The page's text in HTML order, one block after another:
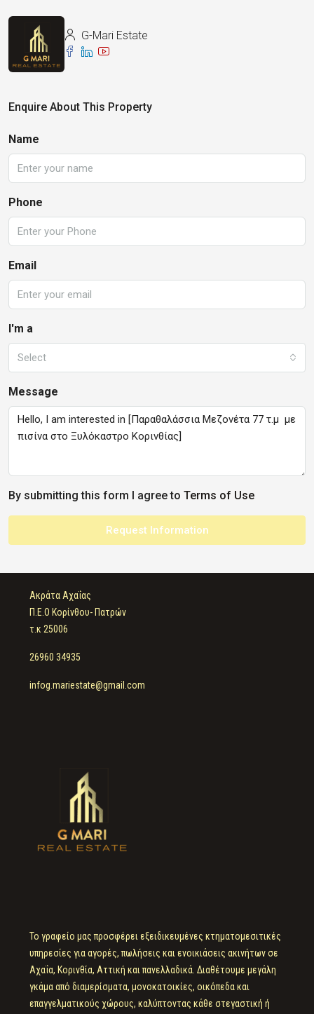
G-Mari Estate
Enquire About This Property
Name
Phone
Email
I'm a
Select
Message
By submitting this form I agree to Terms of Use
Request Information
Ακράτα Αχαΐας
Π.Ε.Ο Κορίνθου- Πατρών
τ.κ 25006
26960 34935
infog.mariestate@gmail.com
Το γραφείο μας προσφέρει εξειδικευμένες κτηματομεσιτικές
υπηρεσίες για αγορές, πωλήσεις και ενοικιάσεις ακινήτων σε
Αχαΐα, Κορινθία, Αττική και πανελλαδικά. Διαθέτουμε μεγάλη
γκάμα από διαμερίσματα, μονοκατοικίες, οικόπεδα και
επαγγελματικούς χώρους, καλύπτοντας κάθε στεγαστική ή